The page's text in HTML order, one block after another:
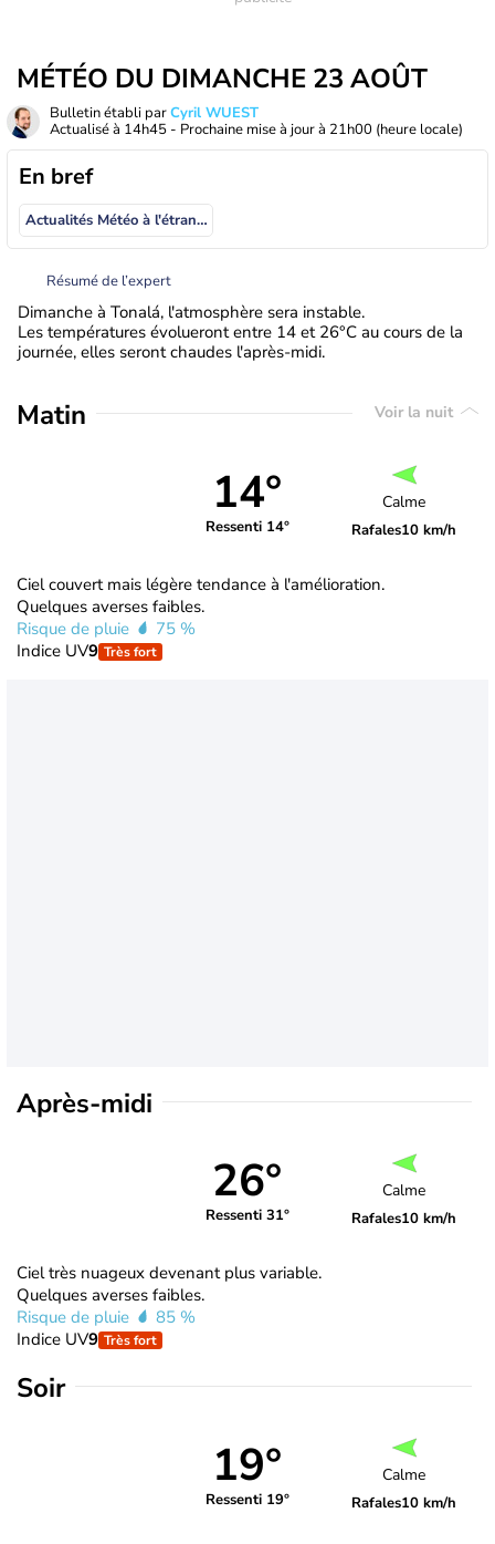
MÉTÉO DU DIMANCHE 23 AOÛT
Bulletin établi parCyril WUEST
Actualisé à 14h45 - Prochaine mise à jour à 21h00 (heure locale)
En bref
Actualités Météo à l'étranger
Résumé de l’expert
Dimanche à Tonalá, l'atmosphère sera instable.
Les températures évolueront entre 14 et 26°C au cours de la
journée, elles seront chaudes l'après-midi.
Matin Voir la nuit
14°
Ressenti 14°
Calme
Rafales10 km/h
Ciel couvert mais légère tendance à l'amélioration.
Quelques averses faibles.
Risque de pluie
75 %
Indice UV9 Très fort
Après-midi
26°
Ressenti 31°
Calme
Rafales10 km/h
Ciel très nuageux devenant plus variable.
Quelques averses faibles.
Risque de pluie
85 %
Indice UV9 Très fort
Soir
19°
Ressenti 19°
Calme
Rafales10 km/h